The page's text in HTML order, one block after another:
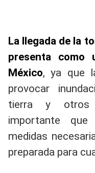
La llegada de la
presenta como
México, ya que
provocar
tierra y otros
importante
medidas
preparada para